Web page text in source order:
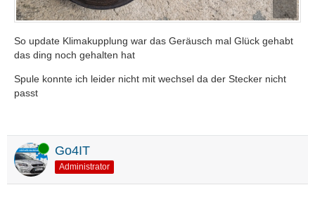
So update Klimakupplung war das Geräusch mal Glück gehabt
das ding noch gehalten hat
Spule konnte ich leider nicht mit wechsel da der Stecker nicht
passt
Online Go4IT
Administrator